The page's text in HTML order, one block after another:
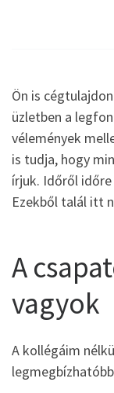
Ön is
üzletben a
vélemények
is tudja, hogy
írjuk. Időről
Ezekből talál itt
A
vagyok
A kollégáim